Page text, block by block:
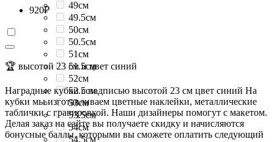
49см
49.5см
50см
50.5см
51см
51.5см
52см
52.5см
53см
53.5см
54см
54.5см
920₽
🏆 высотой 23 см и цвет синий
Наградные кубки с надписью высотой 23 см цвет синий На
кубки мы изготавливаем цветные наклейки, металлические
таблички с гравировкой. Наши дизайнеры помогут с макетом.
Делая заказ на сайте вы получаете скидку и начисляются
бонусные баллы, которыми вы сможете оплатить следующий